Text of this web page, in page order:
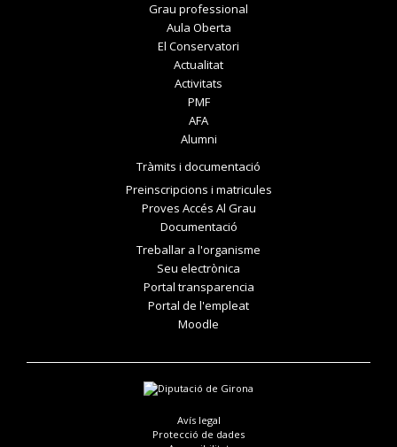
Grau professional
Aula Oberta
El Conservatori
Actualitat
Activitats
PMF
AFA
Alumni
Tràmits i documentació
Preinscripcions i matricules
Proves Accés Al Grau
Documentació
Treballar a l'organisme
Seu electrònica
Portal transparencia
Portal de l'empleat
Moodle
Avís legal
Protecció de dades